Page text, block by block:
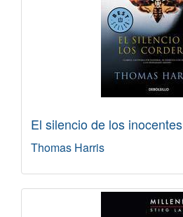
El silencio de los inocentes
Thomas Harris